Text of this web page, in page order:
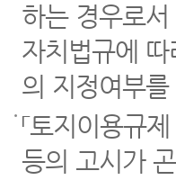
하는 경우로
자치법규에
의 지정여부
「토지이용규
등의 고시가